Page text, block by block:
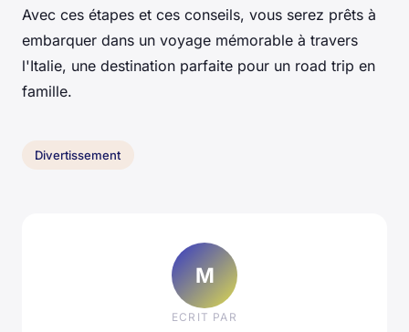
Avec ces étapes et ces conseils, vous serez prêts à
embarquer dans un voyage mémorable à travers
l'Italie, une destination parfaite pour un road trip en
famille.
Divertissement
M
ECRIT PAR